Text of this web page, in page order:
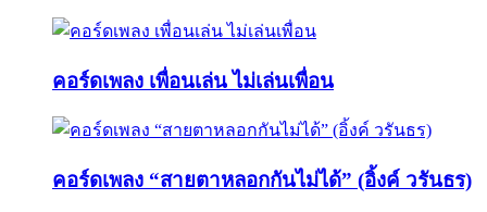
คอร์ดเพลง เพื่อนเล่น ไม่เล่นเพื่อน
คอร์ดเพลง “สายตาหลอกกันไม่ได้” (อิ้งค์ วรันธร)